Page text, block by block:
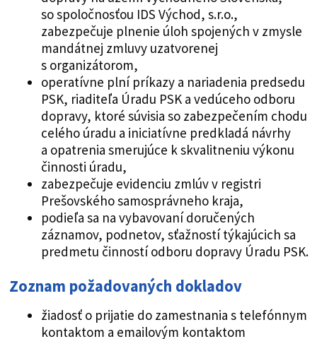
so spoločnosťou IDS Východ, s.r.o.,
zabezpečuje plnenie úloh spojených v zmysle
mandátnej zmluvy uzatvorenej
s organizátorom,
operatívne plní príkazy a nariadenia predsedu
PSK, riaditeľa Úradu PSK a vedúceho odboru
dopravy, ktoré súvisia so zabezpečením chodu
celého úradu a iniciatívne predkladá návrhy
a opatrenia smerujúce k skvalitneniu výkonu
činnosti úradu,
zabezpečuje evidenciu zmlúv v registri
Prešovského samosprávneho kraja,
podieľa sa na vybavovaní doručených
záznamov, podnetov, sťažností týkajúcich sa
predmetu činností odboru dopravy Úradu PSK.
Zoznam požadovaných dokladov
žiadosť o prijatie do zamestnania s telefónnym
kontaktom a emailovým kontaktom